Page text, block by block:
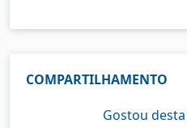
COMPARTILHAMENTO
Gostou